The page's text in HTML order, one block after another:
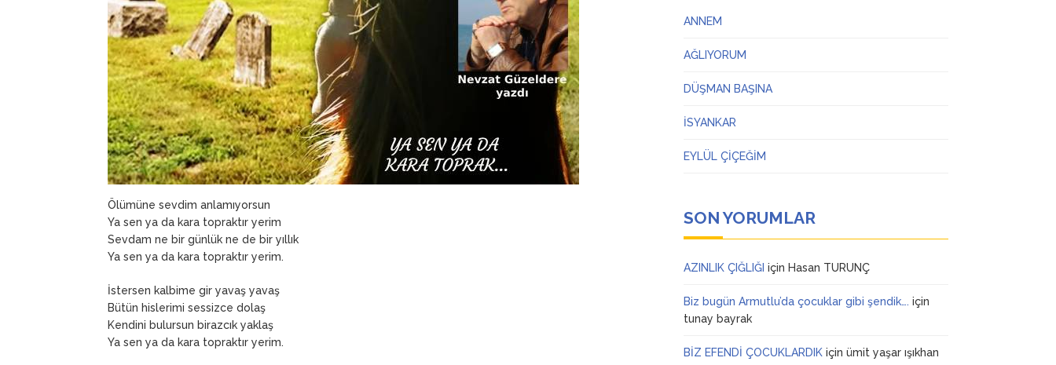
Ölümüne sevdim anlamıyorsun
Ya sen ya da kara topraktır yerim
Sevdam ne bir günlük ne de bir yıllık
Ya sen ya da kara topraktır yerim.
İstersen kalbime gir yavaş yavaş
Bütün hislerimi sessizce dolaş
Kendini bulursun birazcık yaklaş
Ya sen ya da kara topraktır yerim.
ANNEM
AĞLIYORUM
DÜŞMAN BAŞINA
İSYANKAR
EYLÜL ÇİÇEĞİM
SON YORUMLAR
AZINLIK ÇIĞLIĞI için Hasan TURUNÇ
Biz bugün Armutlu’da çocuklar gibi şendik…. için
tunay bayrak
BİZ EFENDİ ÇOCUKLARDIK içinümit yaşar ışıkhan